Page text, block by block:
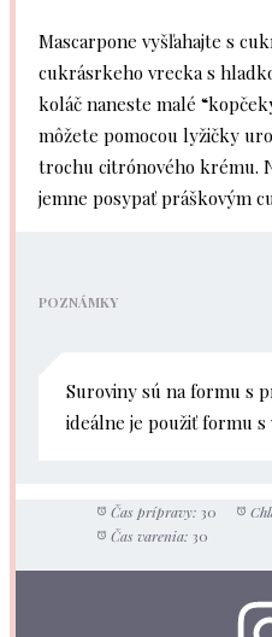
Mascarpone vyšľahajte s
cukrásrkeho vrecka s
koláč naneste malé
môžete pomocou lyžičky
trochu citrónového krému.
jemne posypať práškovým
POZNÁMKY
Suroviny sú na formu s
ideálne je použiť formu
Čas prípravy: 30
Čas varenia: 30